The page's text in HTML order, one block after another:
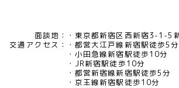
面談地：
東京都新宿区西新宿3-1-5
交通アクセス：
都営大江戸線新宿駅徒歩5分
小田急線新宿駅徒歩10分
JR新宿駅徒歩10分
都営新宿線新宿駅徒歩5分
京王線新宿駅徒歩10分